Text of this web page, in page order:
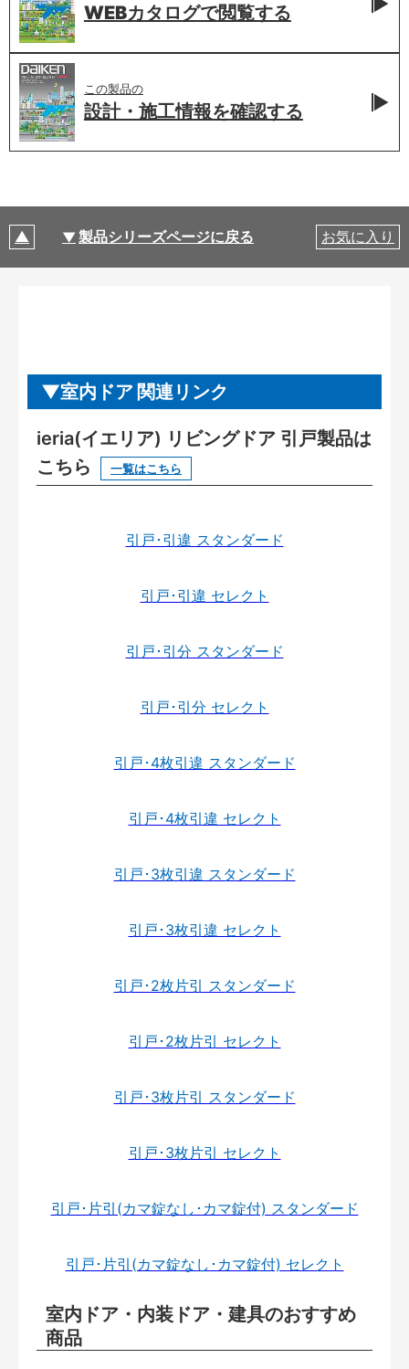
WEBカタログで閲覧する
この製品の
設計・施工情報を確認する
製品シリーズページに戻る お気に入り
室内ドア 関連リンク
ieria(イエリア) リビングドア 引戸製品は
こちら
一覧はこちら
引戸･引違 スタンダード
引戸･引違 セレクト
引戸･引分 スタンダード
引戸･引分 セレクト
引戸･4枚引違 スタンダード
引戸･4枚引違 セレクト
引戸･3枚引違 スタンダード
引戸･3枚引違 セレクト
引戸･2枚片引 スタンダード
引戸･2枚片引 セレクト
引戸･3枚片引 スタンダード
引戸･3枚片引 セレクト
引戸･片引(カマ錠なし･カマ錠付) スタンダード
引戸･片引(カマ錠なし･カマ錠付) セレクト
室内ドア・内装ドア・建具のおすすめ
商品